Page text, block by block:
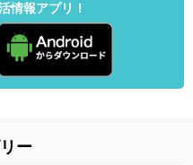
情報アプリ！
ー